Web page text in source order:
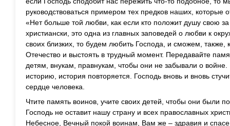
руководствоваться примером тех предков наших, которые
«Нет больше той любви, как если кто положит душу свою
христиански, это одна из главных заповедей о любви к
своих близких, то будем любить Господа, и сможем, также,
Отечество и выстоять в трудный момент. Передавайте
детям, внукам, правнукам, чтобы они не забывали о войне.
историю, история повторяется. Господь вновь и вновь
сердце человека.
Чтите память воинов, учите своих детей, чтобы они были
Господь не оставит нашу страну и всех православных
Небесное, Вечный покой воинам, Вам же – здравия и